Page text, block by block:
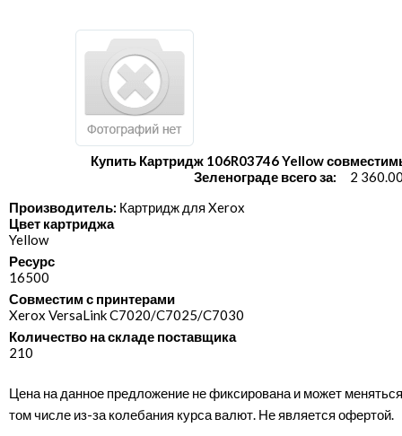
Купить Картридж 106R03746 Yellow
Зеленограде всего за:
2
Производитель: Картридж для Xerox
Цвет картриджа
Yellow
Ресурс
16500
Совместим с принтерами
Xerox VersaLink C7020/​C7025/​C7030
Количество на складе поставщика
210
Цена на данное предложение не фиксирована и может
том числе из-за колебания курса валют. Не является офертой.